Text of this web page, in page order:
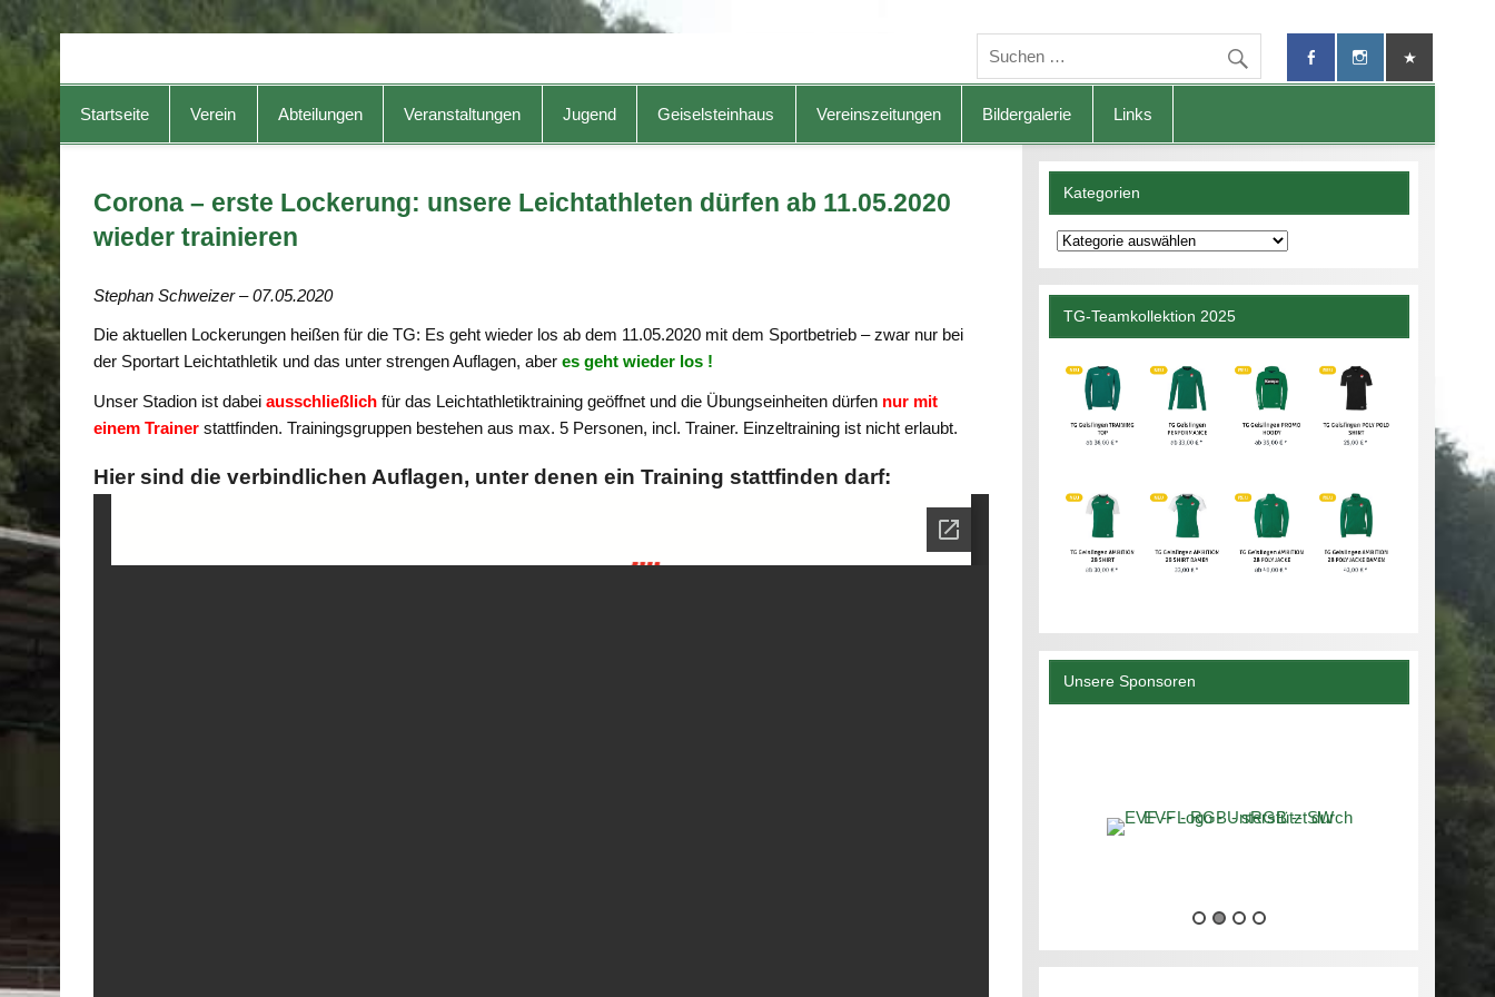
TG-Geislingen e. V.
Startseite Verein Abteilungen Veranstaltungen Jugend Geiselsteinhaus Vereinszeitungen Bildergalerie Links
Corona – erste Lockerung: unsere Leichtathleten dürfen ab 11.05.2020
wieder trainieren
Stephan Schweizer – 07.05.2020
Die aktuellen Lockerungen heißen für die TG: Es geht wieder los ab dem 11.05.2020 mit dem Sportbetrieb – zwar nur bei
der Sportart Leichtathletik und das unter strengen Auflagen, aberes geht wieder los !
Unser Stadion ist dabeiausschließlich für das Leichtathletiktraining geöffnet und die Übungseinheiten dürfen nur mit
einem Trainer stattfinden. Trainingsgruppen bestehen aus max. 5 Personen, incl. Trainer. Einzeltraining ist nicht erlaubt.
Hier sind die verbindlichen Auflagen, unter denen ein Training stattfinden darf:
Kategorien
Kategorien
TG-Teamkollektion 2025
Unsere Sponsoren